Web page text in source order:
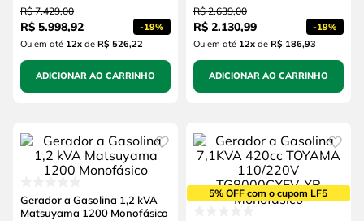
R$ 7.429,00
R$ 5.998,92 -19%
Ou em até 12xde R$ 526,22
ADICIONAR AO CARRINHO
R$ 2.639,00
R$ 2.130,99 -19%
Ou em até 12xde R$ 186,93
ADICIONAR AO CARRINHO
Gerador a Gasolina 1,2 kVA
Matsuyama 1200 Monofásico
5% OFF com o cupom LF5